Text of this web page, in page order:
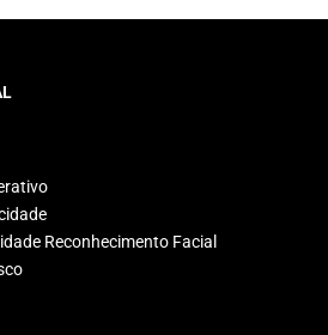
Reconhecimento Facial